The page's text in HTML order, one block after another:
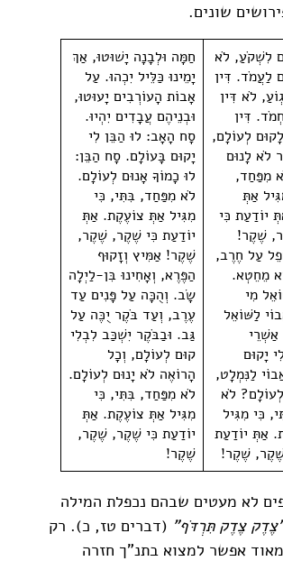
שונים.
לִשְׁקֹעַ, לֹא
לַעֲמֹד. דִּין
לֹא דִּין
דִּין
לְעוֹלָם,
לֹא לָנוּם
מִפַּחַד,
אַתְּ
יוֹדַעַת כִּי
שֶׁקֶר!
עַל חֶרֶב,
מֵחֵטְא.
מִי
לַשּׁוֹאֵל
אַשְׁרֵי
יָקוּם
לַנִּמְלָט,
לֹא
כִּי מִגִּיל
אַתְּ יוֹדַעַת
שֶׁקֶר!
​חַמָּה וּלְבָנָה יָשׁוּטוּ, אַךְ
יָמֵינוּ כַּלֵּיל יִכְהוּ. עַל
אָבוֹת הָעוֹרְבִים יָעוּטוּ,
וּבְנֵיהֶם עֲבָדִים יִהְיוּ.
סָח הָאָב: לוּ הַבֵּן לִי
יָקוּם בָּעוֹלָם. סָח הַבֵּן:
לוּ כָמוֹךָ אָנוּם לְעוֹלָם.
לֹא מִפַּחַד, בִּתִּי, כִּי
מִגִּיל אַתְּ צוֹעֶקֶת. אַתְּ
יוֹדַעַת כִּי שֶׁקֶר, שֶׁקֶר,
שֶׁקֶר! אַמִּיץ וְזָקוּף
הַפֶּרֶא, וְאָחִינוּ בִּן-לַיְלָה
שָׂב. וְהֻכָּה עַל פָּנִים עַד
עֶרֶב, וְעַד בֹּקֶר יֻכֶּה עַל
גַּב. וּבַבֹּקֶר יִשְׁכַּב לִבְלִי
קוּם לְעוֹלָם, וְכָל
הָרוֹאֶה לֹא יָנוּם לְעוֹלָם.
לֹא מִפַּחַד, בִּתִּי, כִּי
מִגִּיל אַתְּ צוֹעֶקֶת. אַתְּ
יוֹדַעַת כִּי שֶׁקֶר, שֶׁקֶר,
שֶׁקֶר!
לא מעטים שבהם נכפלת המילה
צֶדֶק תִּרְדֹּף" (דברים טז, כ). רק
אפשר למצוא בתנ"ך חזרה